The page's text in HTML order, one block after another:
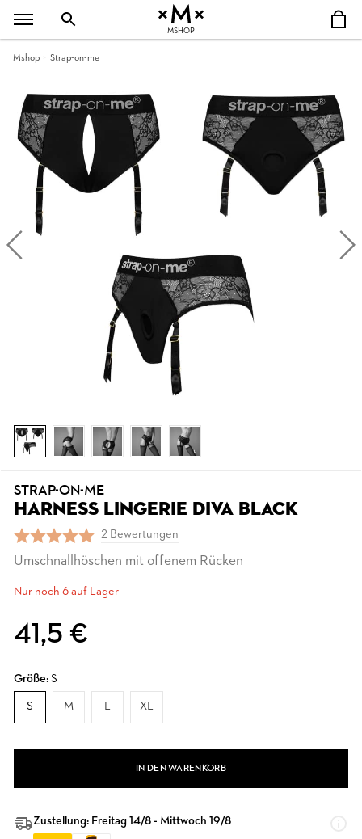
MSHOP
Mshop Strap-on-me
STRAP-ON-ME
HARNESS LINGERIE DIVA BLACK
2 Bewertungen
Umschnallhöschen mit offenem Rücken
Nur noch 6 auf Lager
41,5 €
Größe: S
S M L XL
IN DEN WARENKORB
Zustellung: Freitag 14/8 - Mittwoch 19/8